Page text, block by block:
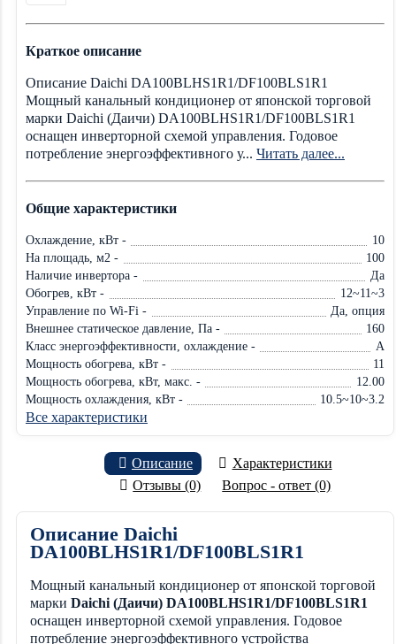
Краткое описание
Описание Daichi DA100BLHS1R1/DF100BLS1R1
Мощный канальный кондиционер от японской торговой
марки Daichi (Даичи) DA100BLHS1R1/DF100BLS1R1
оснащен инверторной схемой управления. Годовое
потребление энергоэффективного у... Читать далее...
Общие характеристики
Охлаждение, кВт -
10
На площадь, м2 -
100
Наличие инвертора -
Да
Обогрев, кВт -
12~11~3
Управление по Wi-Fi -
Да, опция
Внешнее статическое давление, Па -
160
Класс энергоэффективности, охлаждение -
A
Мощность обогрева, кВт -
11
Мощность обогрева, кВт, макс. -
12.00
Мощность охлаждения, кВт -
10.5~10~3.2
Все характеристики
Описание
Характеристики
Отзывы (0)
Вопрос - ответ (0)
Описание Daichi
DA100BLHS1R1/DF100BLS1R1
Мощный канальный кондиционер от японской торговой
марки Daichi (Даичи) DA100BLHS1R1/DF100BLS1R1
оснащен инверторной схемой управления. Годовое
потребление энергоэффективного устройства